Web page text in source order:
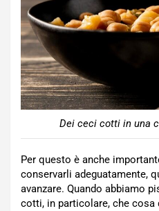
Dei ceci cotti in una
Per questo è anche
conservarli adeguatamente,
avanzare. Quando abbiamo
cotti, in particolare, che cosa